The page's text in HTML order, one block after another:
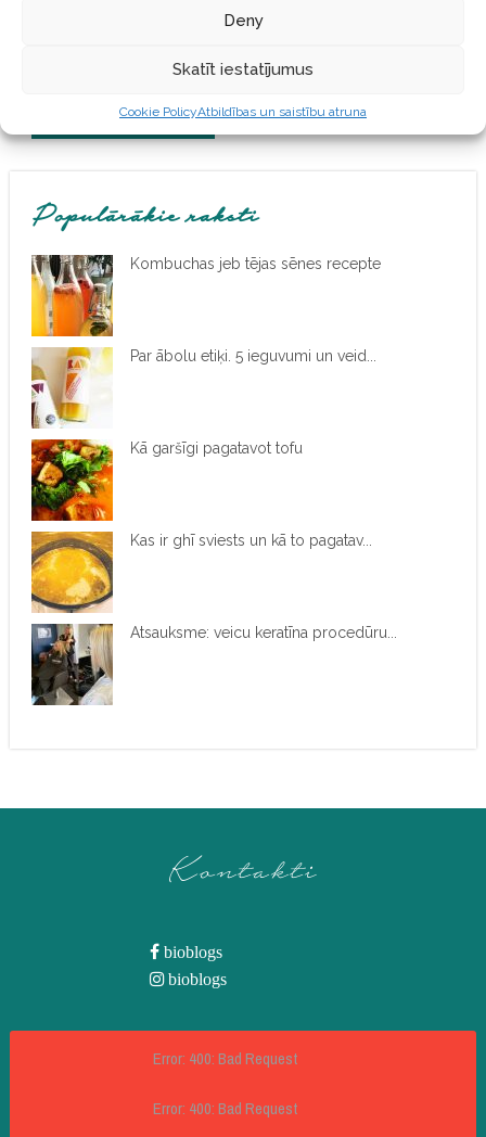
Deny
Skatīt iestatījumus
Cookie PolicyAtbildības un saistību atruna
Populārākie raksti
Kombuchas jeb tējas sēnes recepte
Par ābolu etiķi. 5 ieguvumi un veid...
Kā garšīgi pagatavot tofu
Kas ir ghī sviests un kā to pagatav...
Atsauksme: veicu keratīna procedūru...
Kontakti
bioblogs
bioblogs
Error: 400: Bad Request
Error: 400: Bad Request